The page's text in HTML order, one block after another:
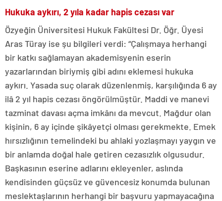
Hukuka aykırı, 2 yıla kadar hapis cezası var
Özyeğin Üniversitesi Hukuk Fakültesi Dr. Öğr. Üyesi
Aras Türay ise şu bilgileri verdi: “Çalışmaya herhangi
bir katkı sağlamayan akademisyenin eserin
yazarlarından biriymiş gibi adını eklemesi hukuka
aykırı. Yasada suç olarak düzenlenmiş, karşılığında 6 ay
ilâ 2 yıl hapis cezası öngörülmüştür. Maddi ve manevi
tazminat davası açma imkânı da mevcut. Mağdur olan
kişinin, 6 ay içinde şikâyetçi olması gerekmekte. Emek
hırsızlığının temelindeki bu ahlaki yozlaşmayı yaygın ve
bir anlamda doğal hale getiren cezasızlık olgusudur.
Başkasının eserine adlarını ekleyenler, aslında
kendisinden güçsüz ve güvencesiz konumda bulunan
meslektaşlarının herhangi bir başvuru yapmayacağına